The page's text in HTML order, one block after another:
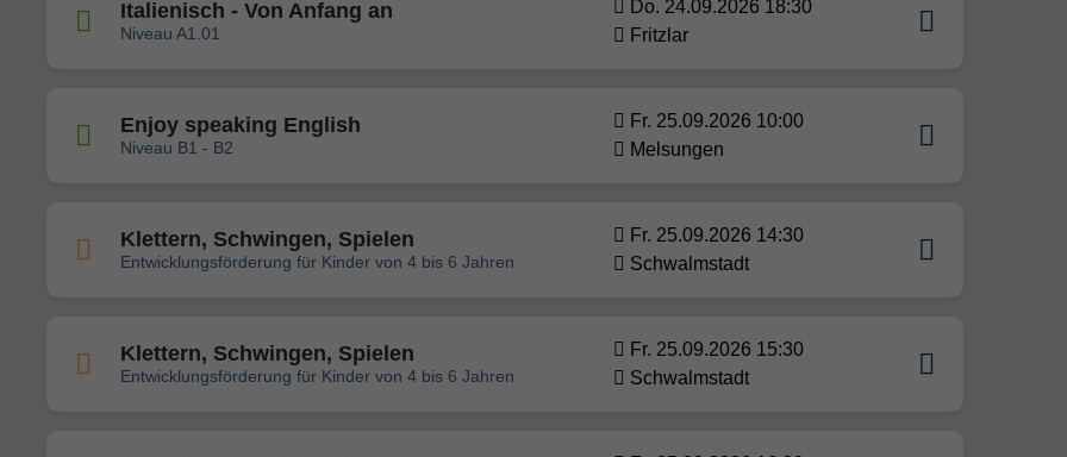
Italienisch - Von Anfang an
Niveau A1.01
Do. 24.09.2026 18:30
Fritzlar
Enjoy speaking English
Niveau B1 - B2
Fr. 25.09.2026 10:00
Melsungen
Klettern, Schwingen, Spielen
Entwicklungsförderung für Kinder von 4 bis 6 Jahren
Fr. 25.09.2026 14:30
Schwalmstadt
Klettern, Schwingen, Spielen
Entwicklungsförderung für Kinder von 4 bis 6 Jahren
Fr. 25.09.2026 15:30
Schwalmstadt